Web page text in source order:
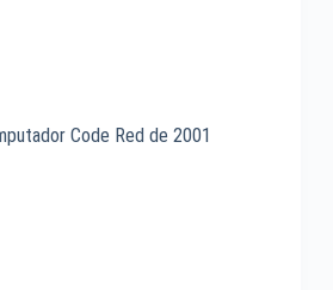
Code Red de 2001